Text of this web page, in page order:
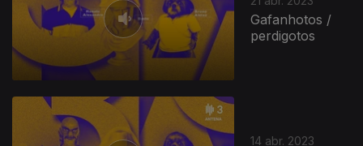
Gafanhotos /
perdigotos
14 abr. 2023